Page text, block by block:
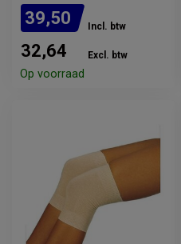
39,50 Incl. btw
32,64 Excl. btw
Op voorraad